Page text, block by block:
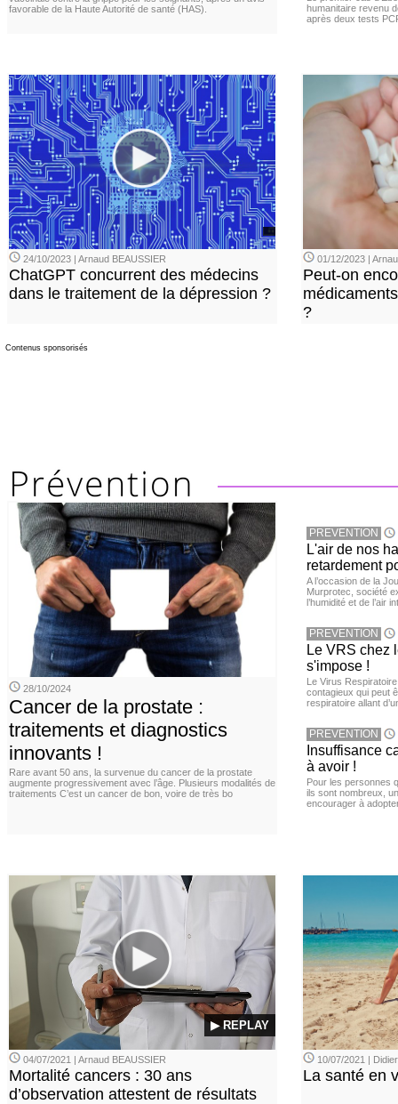
favorable de la Haute Autorité de santé (HAS).
humanitaire revenu
après deux tests
24/10/2023 | Arnaud BEAUSSIER
ChatGPT concurrent des médecins
dans le traitement de la dépression ?
01/12/2023 |
Peut-on
?
Contenus sponsorisés
28/10/2024
Cancer de la prostate :
traitements et diagnostics
innovants !
Rare avant 50 ans, la survenue du cancer de la prostate
augmente progressivement avec l’âge. Plusieurs modalités de
traitements C’est un cancer de bon, voire de très bo
PREVENTION
L'air de nos
retardement
A l’occasion de la
Murprotec, société
l’humidité et de l’air
PREVENTION
Le VRS chez
s'impose !
Le Virus
contagieux qui peut
respiratoire allant
PREVENTION
Insuffisance
à avoir !
Pour les personnes
ils sont nombreux,
encourager à
▶ REPLAY
04/07/2021 | Arnaud BEAUSSIER
Mortalité cancers : 30 ans
d’observation attestent de résultats
10/07/2021 |
La santé en